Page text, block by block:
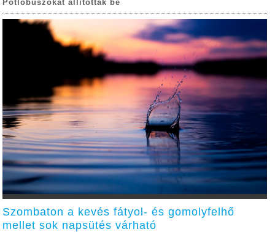
Pótlóbuszokat állítottak be
Szombaton a kevés fátyol- és gomolyfelhő
mellet sok napsütés várható